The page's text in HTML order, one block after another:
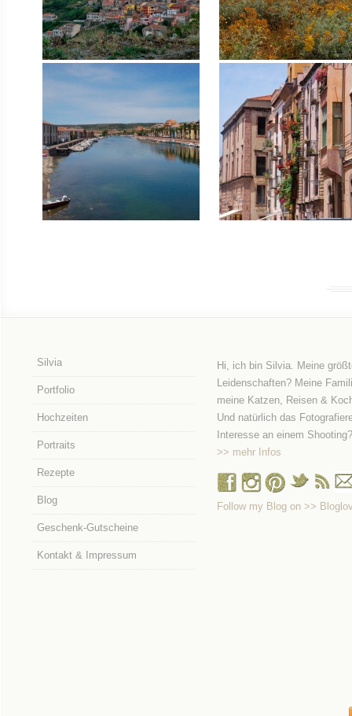
Silvia
Portfolio
Hochzeiten
Portraits
Rezepte
Blog
Geschenk-Gutscheine
Kontakt & Impressum
Hi, ich bin Silvia. Meine
Leidenschaften? Meine
meine Katzen, Reisen &
Und natürlich das
Interesse an einem Shooting?
>> mehr Infos
Follow my Blog on >>